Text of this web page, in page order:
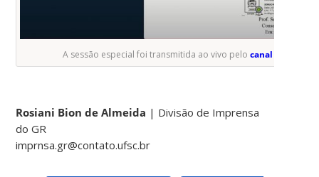
A sessão especial foi transmitida ao vivo pelo canal do CUn
Rosiani Bion de Almeida | Divisão de Imprensa
do GR
imprnsa.gr@contato.ufsc.br